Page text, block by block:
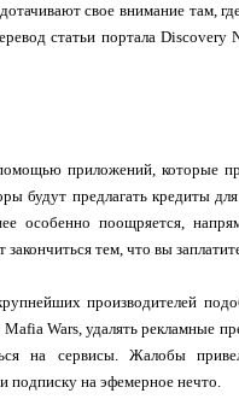
свое внимание там,
статьи портала Discovery
приложений, которые
будут предлагать кредиты
особенно поощряется,
тем, что вы
производителей
Wars, удалять рекламные
на сервисы. Жалобы
подписку на эфемерное нечто.